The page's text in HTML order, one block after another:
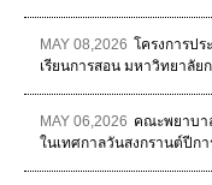
MAY 08,2026 โครงการปร
เรียนการสอน มหาวิทยาลัย
MAY 06,2026 คณะพยาบา
ในเทศกาลวันสงกรานต์ปีก